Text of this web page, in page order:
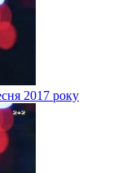
2017 року